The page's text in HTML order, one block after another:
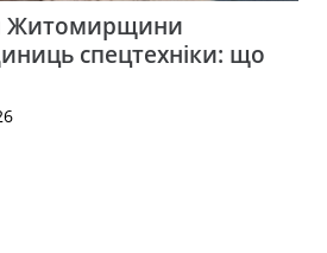
Житомирщини
спецтехніки: що